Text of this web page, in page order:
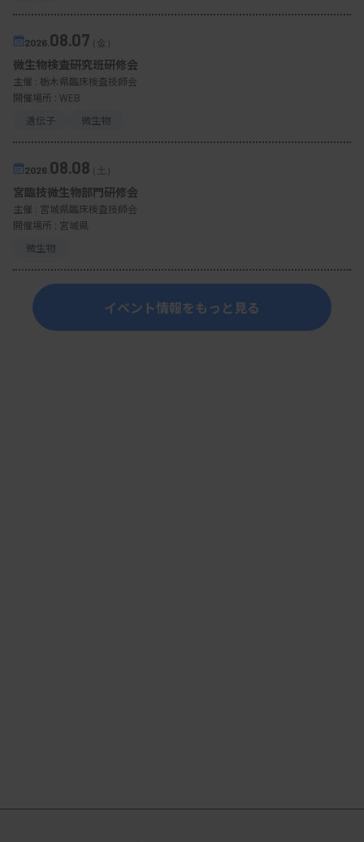
2026. 08.07（金）
微生物検査研究班研修会
主催 : 栃木県臨床検査技師会
開催場所 : WEB
遺伝子
微生物
2026. 08.08（土）
宮臨技微生物部門研修会
主催 : 宮城県臨床検査技師会
開催場所 : 宮城県
微生物
イベント情報をもっと見る